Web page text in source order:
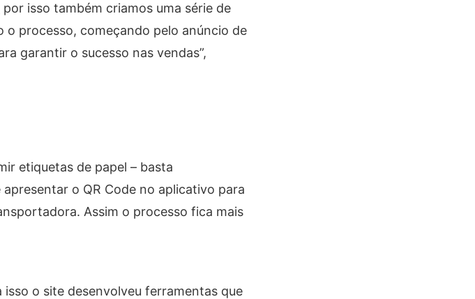
isso também criamos uma série de
o processo, começando pelo anúncio de
garantir o sucesso nas vendas”,
etiquetas de papel – basta
o QR Code no aplicativo para
Assim o processo fica mais
o site desenvolveu ferramentas que